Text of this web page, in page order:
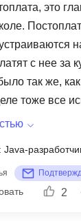
это
с нее за
так же,
тоже все
кто-то
на
Ката
2